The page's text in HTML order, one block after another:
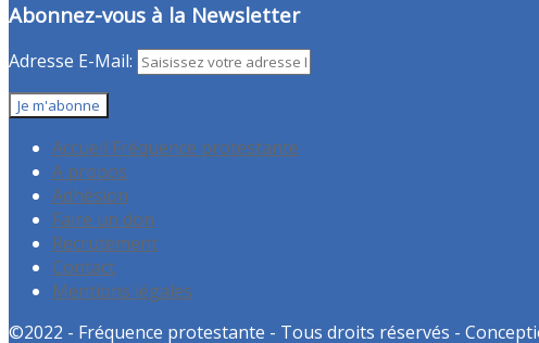
Abonnez-vous à la Newsletter
Adresse E-Mail:
Accueil Fréquence protestante
A propos
Adhésion
Faire un don
Recrutement
Contact
Mentions légales
©2022 - Fréquence protestante - Tous droits réservés -